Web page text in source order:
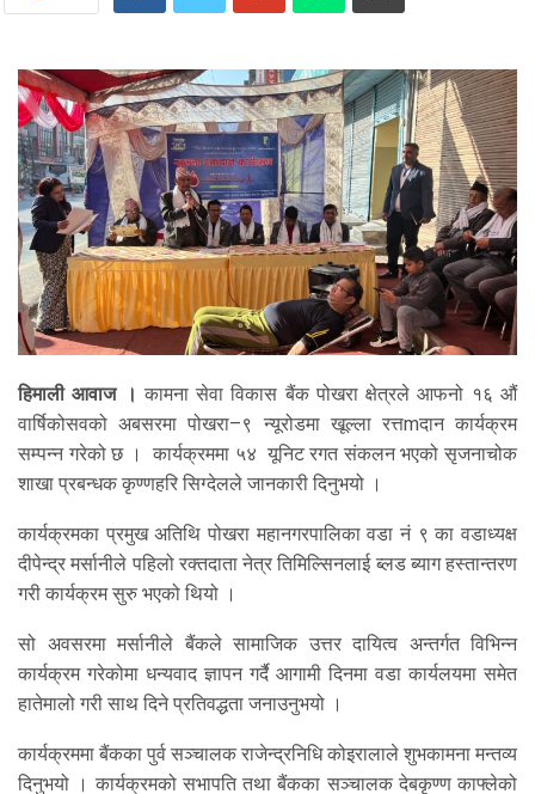
हिमाली आवाज । कामना सेवा विकास बैंक पोखरा क्षेत्रले आफनो १६ औं
वार्षिकोसवको अबसरमा पोखरा–९ न्यूरोडमा खूल्ला रत्तmदान कार्यक्रम
सम्पन्न गरेको छ । कार्यक्रममा ५४ यूनिट रगत संकलन भएको सृजनाचोक
शाखा प्रबन्धक कृण्णहरि सिग्देलले जानकारी दिनुभयो ।
कार्यक्रमका प्रमुख अतिथि पोखरा महानगरपालिका वडा नं ९ का वडाध्यक्ष
दीपेन्द्र मर्सानीले पहिलो रक्तदाता नेत्र तिमिल्सिनलाई ब्लड ब्याग हस्तान्तरण
गरी कार्यक्रम सुरु भएको थियो ।
सो अवसरमा मर्सानीले बैंकले सामाजिक उत्तर दायित्व अन्तर्गत विभिन्न
कार्यक्रम गरेकोमा धन्यवाद ज्ञापन गर्दै आगामी दिनमा वडा कार्यलयमा समेत
हातेमालो गरी साथ दिने प्रतिवद्धता जनाउनुभयो ।
कार्यक्रममा बैंकका पुर्व सञ्चालक राजेन्द्रनिधि कोइरालाले शुभकामना मन्तव्य
दिनुभयो । कार्यक्रमको सभापति तथा बैंकका सञ्चालक देबकृण्ण काफ्लेको